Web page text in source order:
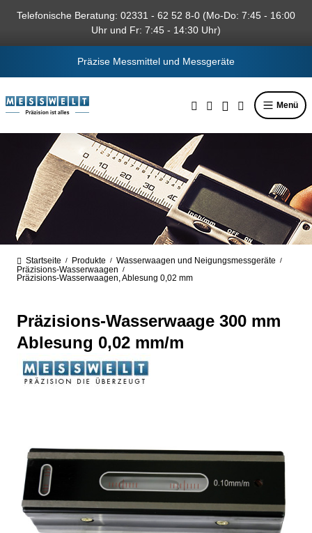
springen
Telefonische Beratung: 02331 - 62 52 8-0 (Mo-Do: 7:45 - 16:00
Uhr und Fr: 7:45 - 14:30 Uhr)
Präzise Messmittel und Messgeräte
Menü
Startseite / Produkte / Wasserwaagen und Neigungsmessgeräte /
Präzisions-Wasserwaagen /
Präzisions-Wasserwaagen, Ablesung 0,02 mm
Präzisions-Wasserwaage 300 mm
Ablesung 0,02 mm/m